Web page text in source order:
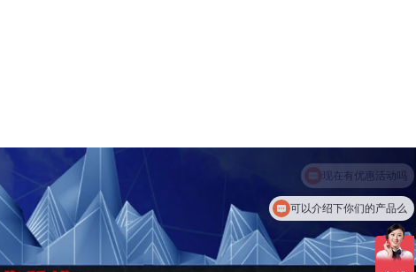
可以介绍下你们的产品么